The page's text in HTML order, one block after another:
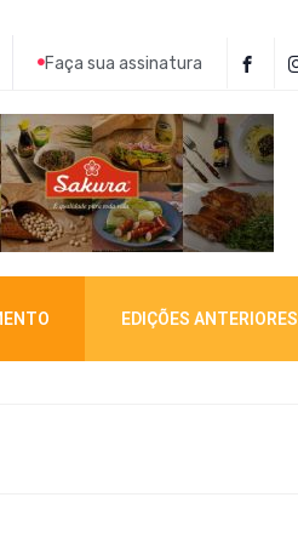
Faça sua assinatura
EDIÇÕES ANTERIORES